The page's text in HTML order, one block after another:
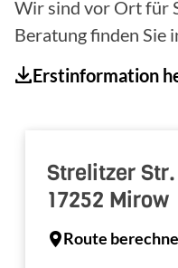
Wir sind vor Ort für
Beratung finden Sie
Erstinformation
Strelitzer
17252 Mirow
Route